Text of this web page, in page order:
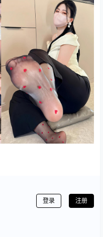
登录 注册